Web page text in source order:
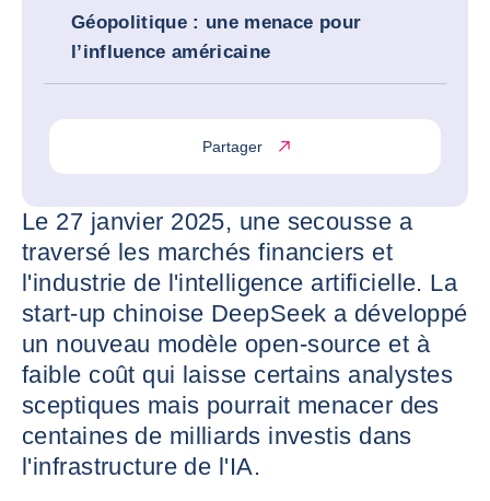
Géopolitique : une menace pour
l’influence américaine
Partager
Le 27 janvier 2025, une secousse a
traversé les marchés financiers et
l'industrie de l'intelligence artificielle. La
start-up chinoise DeepSeek a développé
un nouveau modèle open-source et à
faible coût qui laisse certains analystes
sceptiques mais pourrait menacer des
centaines de milliards investis dans
l'infrastructure de l'IA.